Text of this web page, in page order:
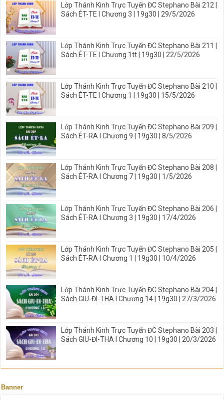
Lớp Thánh Kinh Trực Tuyến ĐC Stephano Bài 212 |
Sách ÉT-TE I Chương 3 | 19g30 | 29/5/2026
Lớp Thánh Kinh Trực Tuyến ĐC Stephano Bài 211 |
Sách ÉT-TE I Chương 1tt | 19g30 | 22/5/2026
Lớp Thánh Kinh Trực Tuyến ĐC Stephano Bài 210 |
Sách ÉT-TE I Chương 1 | 19g30 | 15/5/2026
Lớp Thánh Kinh Trực Tuyến ĐC Stephano Bài 209 |
Sách ÉT-RA I Chương 9 | 19g30 | 8/5/2026
Lớp Thánh Kinh Trực Tuyến ĐC Stephano Bài 208 |
Sách ÉT-RA I Chương 7 | 19g30 | 1/5/2026
Lớp Thánh Kinh Trực Tuyến ĐC Stephano Bài 206 |
Sách ÉT-RA I Chương 3 | 19g30 | 17/4/2026
Lớp Thánh Kinh Trực Tuyến ĐC Stephano Bài 205 |
Sách ÉT-RA I Chương 1 | 19g30 | 10/4/2026
Lớp Thánh Kinh Trực Tuyến ĐC Stephano Bài 204 |
Sách GIU-ĐI-THA I Chương 14 | 19g30 | 27/3/2026
Lớp Thánh Kinh Trực Tuyến ĐC Stephano Bài 203 |
Sách GIU-ĐI-THA I Chương 10 | 19g30 | 20/3/2026
Banner